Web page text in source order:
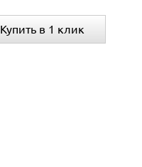
Купить в 1 клик